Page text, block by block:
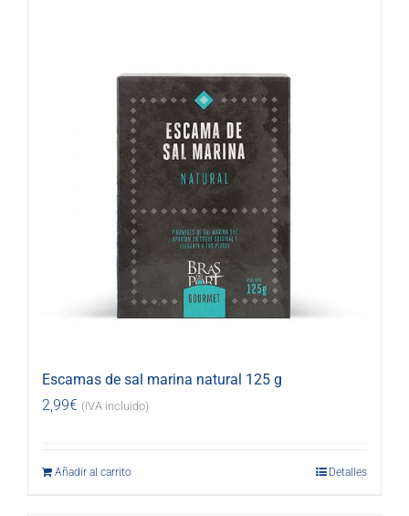
Escamas de sal marina natural 125 g
2,99€ (IVA incluido)
Añadir al carrito Detalles